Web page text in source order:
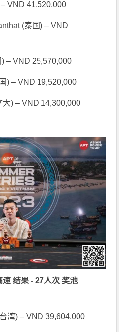
VND 41,520,000
(泰国) – VND
– VND 25,570,000
) – VND 19,520,000
大) – VND 14,300,000
结果 - 27人次 奖池
湾) – VND 39,604,000